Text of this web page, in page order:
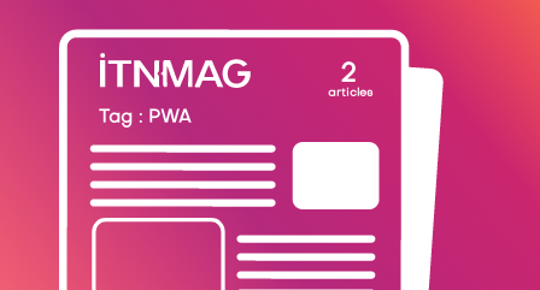
2
articles
Tag : PWA
Tag : PWA